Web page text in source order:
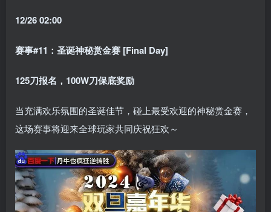
12/26 02:00
赛事#11：圣诞神秘赏金赛 [Final Day]
125刀报名，100W刀保底奖励
当充满欢乐氛围的圣诞佳节，碰上最受欢迎的神秘赏金赛，
这场赛事将迎来全球玩家共同庆祝狂欢～